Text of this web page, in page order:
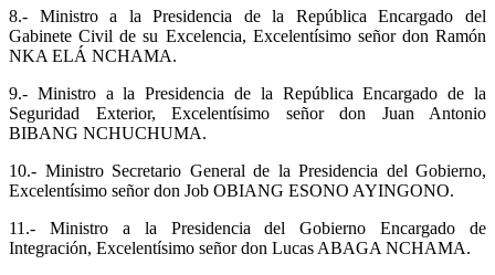
8.- Ministro a la Presidencia de la República Encargado del
Gabinete Civil de su Excelencia, Excelentísimo señor don Ramón
NKA ELÁ NCHAMA.
9.- Ministro a la Presidencia de la República Encargado de la
Seguridad Exterior, Excelentísimo señor don Juan Antonio
BIBANG NCHUCHUMA.
10.- Ministro Secretario General de la Presidencia del Gobierno,
Excelentísimo señor don Job OBIANG ESONO AYINGONO.
11.- Ministro a la Presidencia del Gobierno Encargado de
Integración, Excelentísimo señor don Lucas ABAGA NCHAMA.